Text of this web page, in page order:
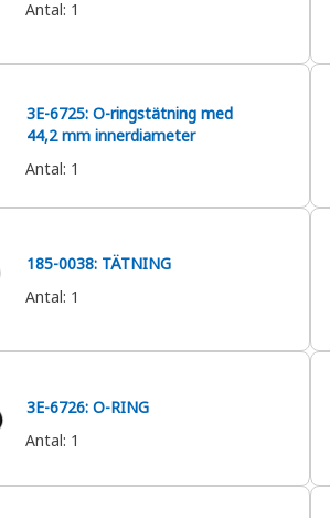
Antal: 1
3E-6725: O-ringstätning med
44,2 mm innerdiameter
Antal: 1
185-0038: TÄTNING
Antal: 1
3E-6726: O-RING
Antal: 1